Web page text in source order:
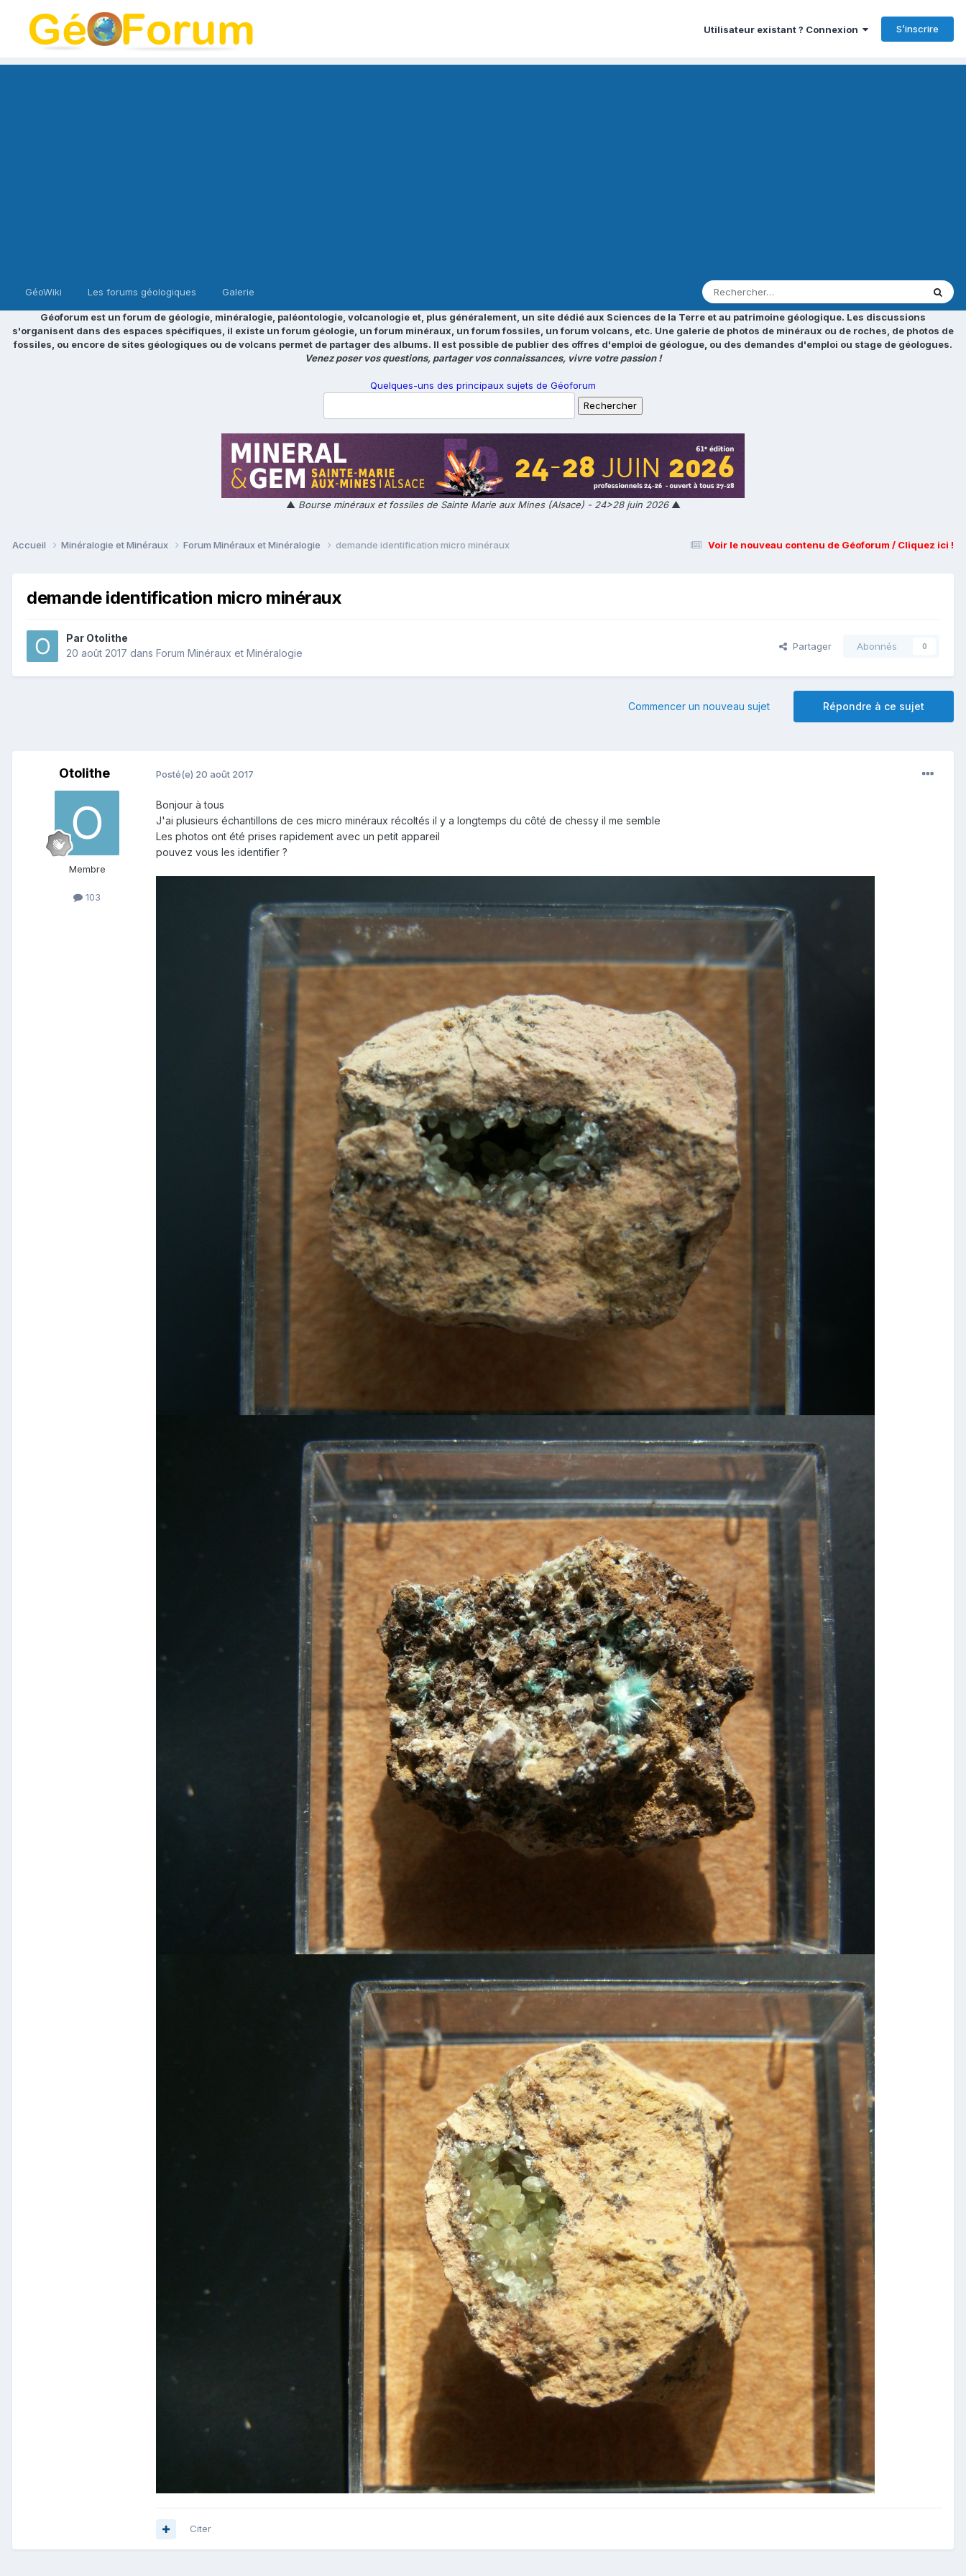
Utilisateur existant ? Connexion S’inscrire
GéoWiki Les forums géologiques Galerie
Géoforum est un forum de géologie, minéralogie, paléontologie, volcanologie et, plus généralement, un site dédié aux Sciences de la Terre et au patrimoine géologique. Les discussions
s'organisent dans des espaces spécifiques, il existe un forum géologie, un forum minéraux, un forum fossiles, un forum volcans, etc. Une galerie de photos de minéraux ou de roches, de photos de
fossiles, ou encore de sites géologiques ou de volcans permet de partager des albums. Il est possible de publier des offres d'emploi de géologue, ou des demandes d'emploi ou stage de géologues.
Venez poser vos questions, partager vos connaissances, vivre votre passion !
Quelques-uns des principaux sujets de Géoforum
▲ Bourse minéraux et fossiles de Sainte Marie aux Mines (Alsace) - 24>28 juin 2026▲
Voir le nouveau contenu de Géoforum / Cliquez ici !
Accueil Minéralogie et Minéraux Forum Minéraux et Minéralogie demande identification micro minéraux
demande identification micro minéraux
Par Otolithe
20 août 2017 dans Forum Minéraux et Minéralogie
Partager Abonnés 0
Répondre à ce sujet
Commencer un nouveau sujet
Otolithe
Membre
103
Posté(e) 20 août 2017
Bonjour à tous
J'ai plusieurs échantillons de ces micro minéraux récoltés il y a longtemps du côté de chessy il me semble
Les photos ont été prises rapidement avec un petit appareil
pouvez vous les identifier ?
Citer